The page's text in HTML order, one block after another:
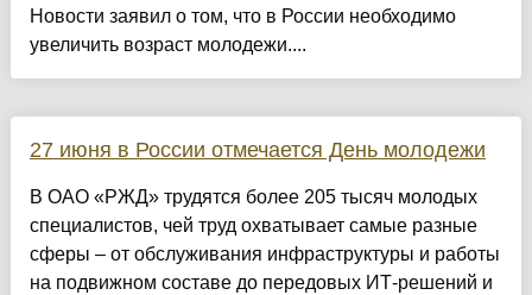
Новости заявил о том, что в России необходимо
увеличить возраст молодежи....
27 июня в России отмечается День молодежи
В ОАО «РЖД» трудятся более 205 тысяч молодых
специалистов, чей труд охватывает самые разные
сферы – от обслуживания инфраструктуры и работы
на подвижном составе до передовых ИТ-решений и